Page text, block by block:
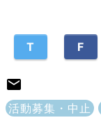
T F
活動募集・中止